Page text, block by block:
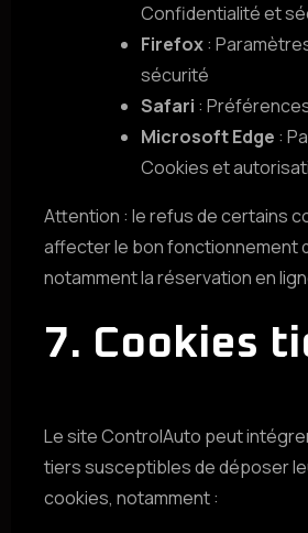
Confidentialité et
Firefox:
sécurité
Safari :
Microsoft Edge :
Cookies et
Attention : le refus de certains
affecter le bon fonctionnement
notamment la réservation en
7. Cookies
Le site ControlAuto peut
tiers susceptibles de déposer
cookies, notamment :